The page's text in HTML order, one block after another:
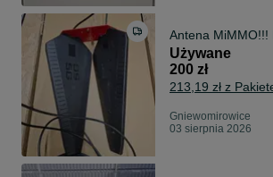
Antena MiMMO!!!
Używane
200 zł
213,19 zł z
Gniewomirowice
03 sierpnia 2026